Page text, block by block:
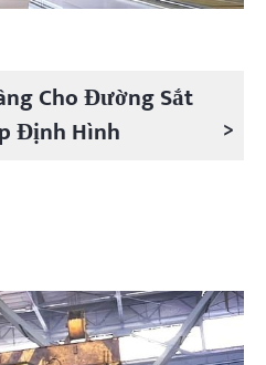
Cho Đường Sắt
Định Hình
>